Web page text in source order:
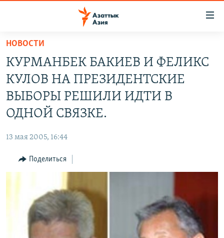
Вернуться
основному
содержанию
Вернутся
главной
Вернутся
поиску
КЫРГЫЗСТАН
УЗБЕКИСТАН
ВОЙНА В УКРАИНЕ
НА ДРУГИХ ЯЗЫКАХ
ЎЗБЕКЧА
TÜRKMENÇE
ПОДПИШИТЕСЬ НА НАС В СОЦСЕТЯХ
НОВОСТИ
КУРМАНБЕК БАКИЕВ И ФЕЛИКС
КУЛОВ НА ПРЕЗИДЕНТСКИЕ
ВЫБОРЫ РЕШИЛИ ИДТИ В
ОДНОЙ СВЯЗКЕ.
13 мая 2005, 16:44
Поделиться